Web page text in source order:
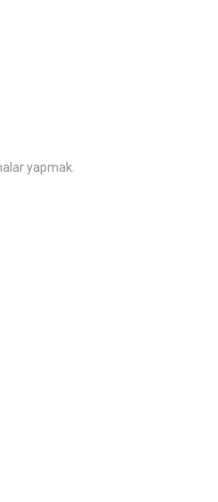
yapmak.